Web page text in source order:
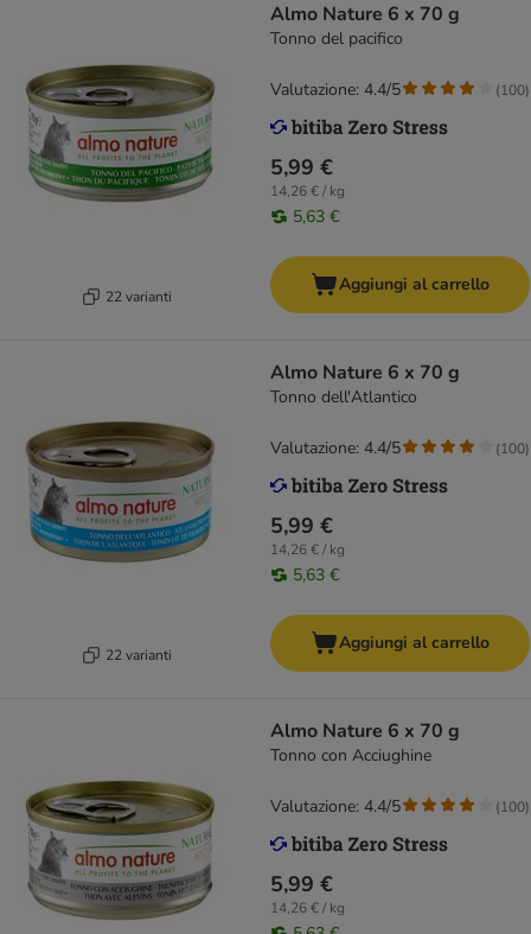
22 varianti
Almo Nature 6 x 70 g
Tonno del pacifico
5,99 €
14,26 € / kg
5,63 €
Valutazione: 4.4/5 (100)
Aggiungi al carrello
22 varianti
Almo Nature 6 x 70 g
Tonno dell'Atlantico
5,99 €
14,26 € / kg
5,63 €
Valutazione: 4.4/5 (100)
Aggiungi al carrello
Almo Nature 6 x 70 g
Tonno con Acciughine
5,99 €
14,26 € / kg
Valutazione: 4.4/5 (100)